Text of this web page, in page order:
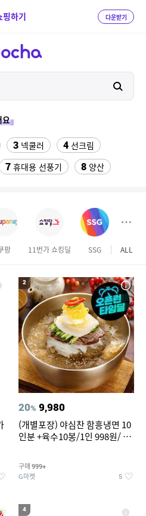
하기 다운받기
요
3 넥쿨러 4 선크림
7 휴대용 선풍기 8 양산
16 엄마옷
슬리퍼 ALL
팡 11번가 쇼킹딜 SSG 롯데
2
20% 9,980
(개별포장) 야심찬 함흥냉면 10
인분 +육수10봉/1인 998원/ 머
구매 999+
G마켓 5
4